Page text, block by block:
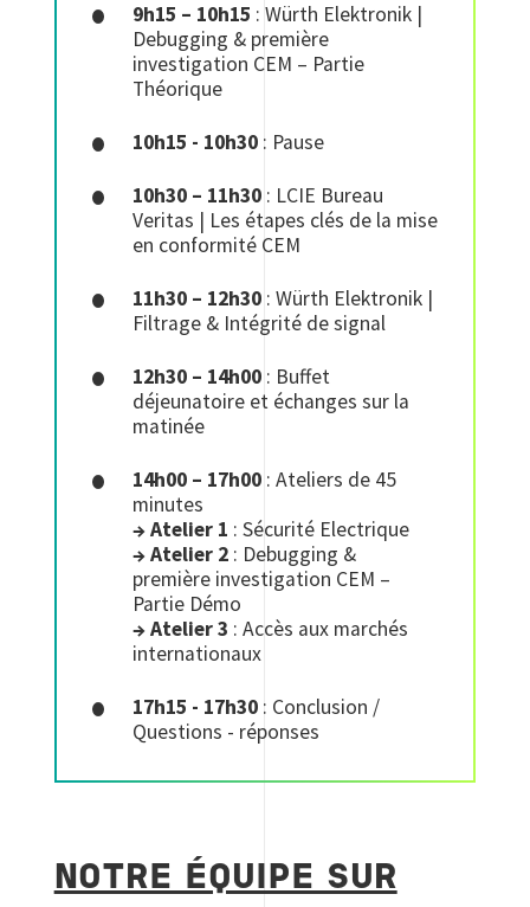
9h15 – 10h15 : Würth Elektronik |
Debugging & première
investigation CEM – Partie
Théorique
10h15 - 10h30: Pause
10h30 – 11h30 : LCIE Bureau
Veritas | Les étapes clés de la mise
en conformité CEM
11h30 – 12h30 : Würth Elektronik |
Filtrage & Intégrité de signal
12h30 – 14h00 : Buffet
déjeunatoire et échanges sur la
matinée
14h00 – 17h00 : Ateliers de 45
minutes
→ Atelier 1 : Sécurité Electrique
→ Atelier 2 : Debugging &
première investigation CEM –
Partie Démo
→ Atelier 3 : Accès aux marchés
internationaux
17h15 - 17h30 : Conclusion /
Questions - réponses
NOTRE ÉQUIPE SUR